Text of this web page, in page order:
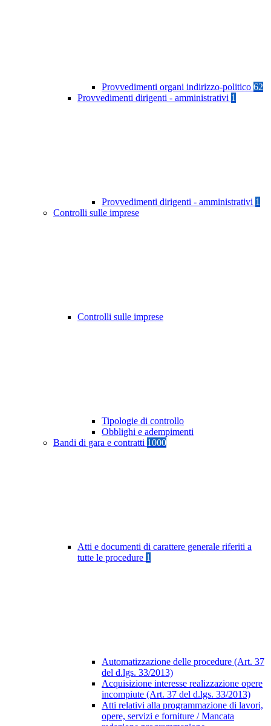
Provvedimenti organi indirizzo-politico 62
Provvedimenti dirigenti - amministrativi 1
Provvedimenti dirigenti - amministrativi 1
Controlli sulle imprese
Controlli sulle imprese
Tipologie di controllo
Obblighi e adempimenti
Bandi di gara e contratti 1000
Atti e documenti di carattere generale riferiti a
tutte le procedure 1
Automatizzazione delle procedure (Art. 37
del d.lgs. 33/2013)
Acquisizione interesse realizzazione opere
incompiute (Art. 37 del d.lgs. 33/2013)
Atti relativi alla programmazione di lavori,
opere, servizi e forniture / Mancata